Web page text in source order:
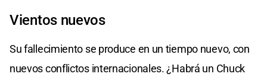
Vientos nuevos
Su fallecimiento se produce en un tiempo nuevo, con
nuevos conflictos internacionales. ¿Habrá un Chuck